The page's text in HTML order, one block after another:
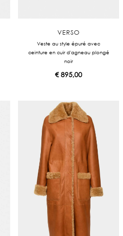
VERSO
Veste au style épuré avec
ceinture en cuir d'agneau plongé
noir
€895,00